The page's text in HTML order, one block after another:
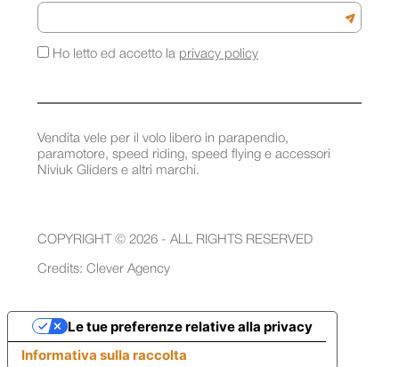
Vendita vele per il volo libero in parapendio,
paramotore, speed riding, speed flying e accessori
Niviuk Gliders e altri marchi.
Email
Iscriviti
Ho letto ed accetto la privacy policy
COPYRIGHT © 2026 - ALL RIGHTS RESERVED
Credits: Clever Agency
Informativa sulla raccolta
Le tue preferenze relative alla privacy